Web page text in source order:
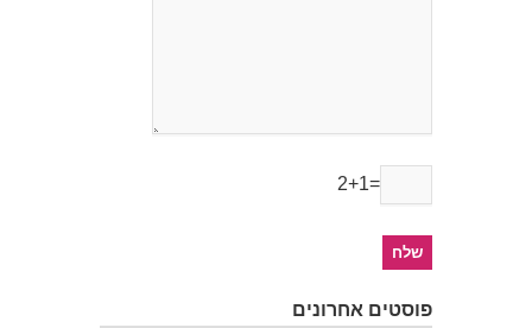
2+1=
פוסטים אחרונים